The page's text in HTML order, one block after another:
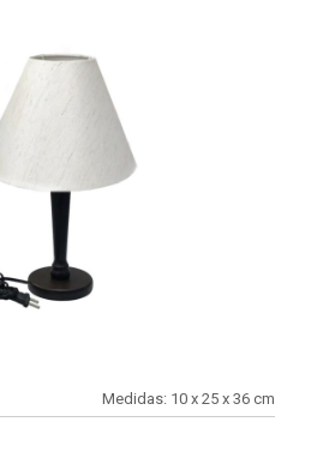
Medidas: 10 x 25 x 36 cm